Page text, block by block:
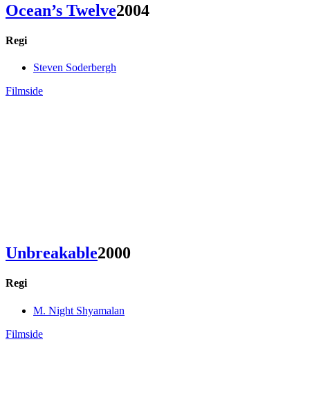
Ocean’s Twelve2004
Regi
Steven Soderbergh
Filmside
Unbreakable2000
Regi
M. Night Shyamalan
Filmside